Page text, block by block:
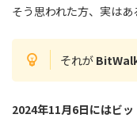
そう思われた方、実はあ
それが
2024年11月6日にはビ